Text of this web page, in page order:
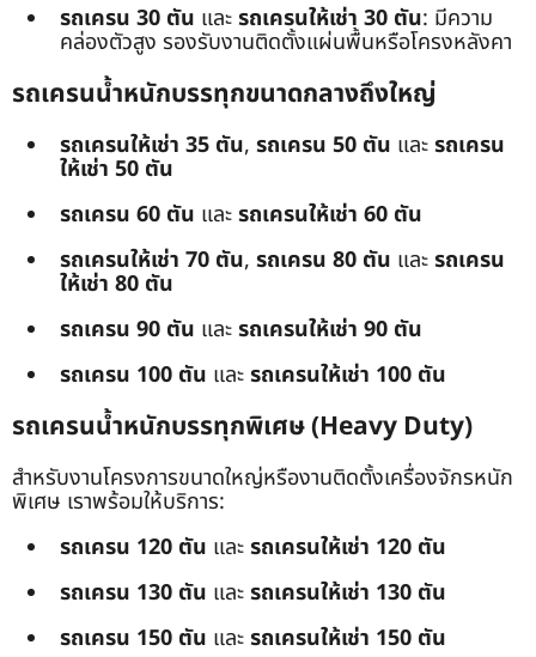
รถเครน 30 ตัน และรถเครนให้เช่า 30 ตัน: มีความ
คล่องตัวสูง รองรับงานติดตั้งแผ่นพื้นหรือโครงหลังคา
รถเครนน้ำหนักบรรทุกขนาดกลางถึงใหญ่
รถเครนให้เช่า 35 ตัน, รถเครน 50 ตัน และรถเครน
ให้เช่า 50 ตัน
รถเครน 60 ตัน และรถเครนให้เช่า 60 ตัน
รถเครนให้เช่า 70 ตัน, รถเครน 80 ตัน และรถเครน
ให้เช่า 80 ตัน
รถเครน 90 ตัน และรถเครนให้เช่า 90 ตัน
รถเครน 100 ตัน และรถเครนให้เช่า 100 ตัน
รถเครนน้ำหนักบรรทุกพิเศษ (Heavy Duty)
สำหรับงานโครงการขนาดใหญ่หรืองานติดตั้งเครื่องจักรหนัก
พิเศษ เราพร้อมให้บริการ:
รถเครน 120 ตัน และรถเครนให้เช่า 120 ตัน
รถเครน 130 ตัน และรถเครนให้เช่า 130 ตัน
รถเครน 150 ตัน และรถเครนให้เช่า 150 ตัน